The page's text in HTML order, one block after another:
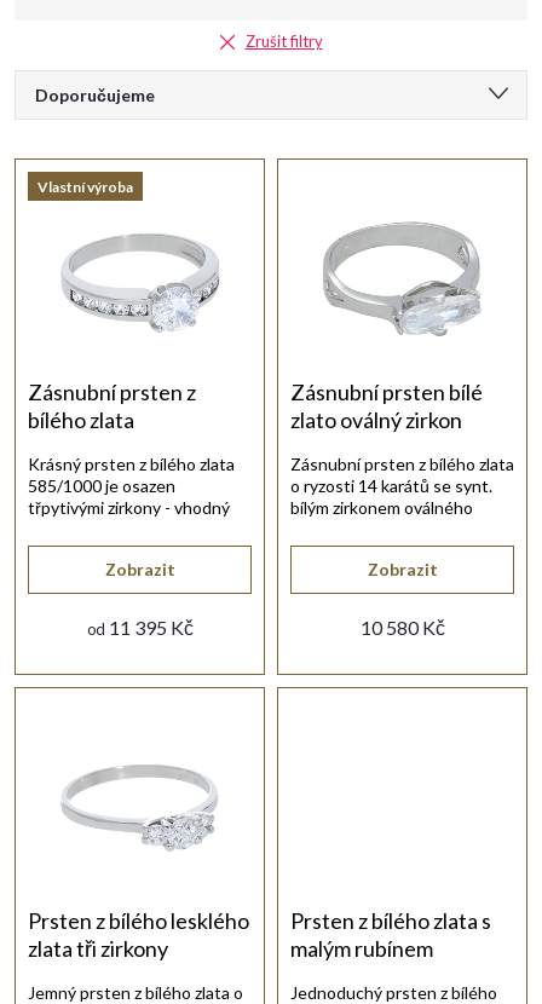
Zrušit filtry
Ř
a
z
p
r
o
u
Doporučujeme
Nejdražší
Nejprodávanější
Abecedně
Vlastní výroba
Zásnubní prsten z
bílého zlata
od 11 395 Kč
Zobrazit
Krásný prsten z bílého zlata
585/1000 je osazen
třpytivými zirkony - vhodný
Zásnubní prsten bílé
zlato oválný zirkon
10 580 Kč
Zobrazit
Zásnubní prsten z bílého zlata
o ryzosti 14 karátů se synt.
bílým zirkonem oválného
Prsten z bílého lesklého
zlata tři zirkony
Jemný prsten z bílého zlata o
Prsten z bílého zlata s
malým rubínem
Jednoduchý prsten z bílého